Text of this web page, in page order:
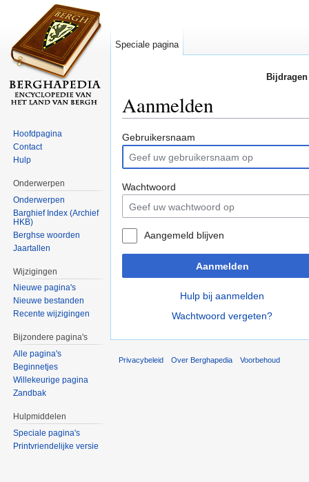
Aanmelden
Gebruikersnaam
Wachtwoord
Aangemeld blijven
Aanmelden
Hulp bij aanmelden
Wachtwoord vergeten?
Speciale pagina
Hoofdpagina
Contact
Hulp
Onderwerpen
Onderwerpen
Barghief Index (Archief
HKB)
Berghse woorden
Jaartallen
Wijzigingen
Nieuwe pagina's
Nieuwe bestanden
Recente wijzigingen
Bijzondere pagina's
Alle pagina's
Beginnetjes
Willekeurige pagina
Zandbak
Hulpmiddelen
Speciale pagina's
Printvriendelijke versie
Privacybeleid Over Berghapedia Voorbehoud